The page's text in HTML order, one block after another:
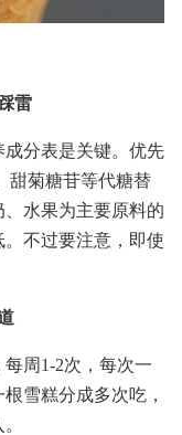
雷
分表是关键。优先
甜菊糖苷等代糖替
水果为主要原料的
不过要注意，即使
周1-2次，每次一
雪糕分成多次吃，